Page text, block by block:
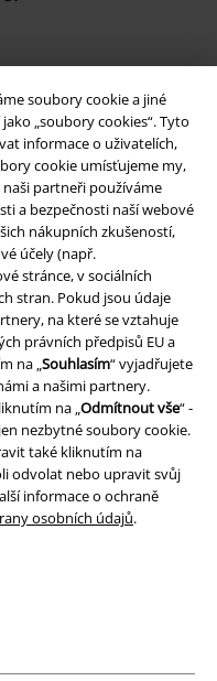
soubory cookie a jiné
„soubory cookies“. Tyto
informace o uživatelích,
cookie umísťujeme my,
partneři používáme
a bezpečnosti naší webové
nákupních zkušeností,
účely (např.
stránce, v sociálních
stran. Pokud jsou údaje
na které se vztahuje
právních předpisů EU a
na „Souhlasím“ vyjadřujete
a našimi partnery.
na „Odmítnout vše“ -
nezbytné soubory cookie.
také kliknutím na
odvolat nebo upravit svůj
informace o ochraně
osobních údajů.